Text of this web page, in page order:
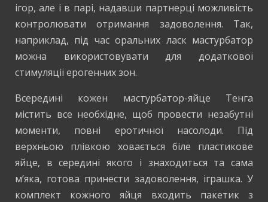
ігор, але і в парі, надавши партнерці можливість
контролювати отримання задоволення. Так,
наприклад, під час оральних ласк мастурбатор
можна використовувати для додаткової
стимуляції ерогенних зон.
Всередині кожен мастурбатор-яйце Тенга
містить все необхідне, щоб провести незабутні
моменти, повні еротичної насолоди. Під
верхньою плівкою ховається біле пластикове
яйце, в середині якого і знаходиться та сама
м’яка, готова принести задоволення, іграшка. У
комплект кожного яйця входить пакетик з